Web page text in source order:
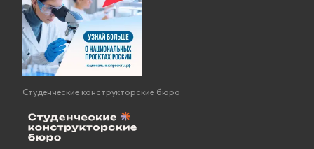
Студенческие конструкторские бюро